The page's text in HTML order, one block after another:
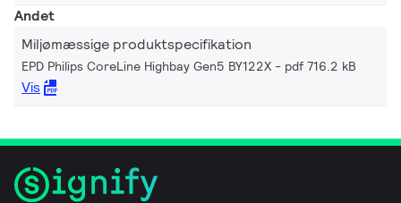
Andet
Miljømæssige produktspecifikation
EPD Philips CoreLine Highbay Gen5 BY122X pdf 716.2 kB
Vis